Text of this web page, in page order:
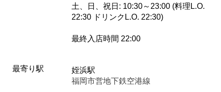
土、日、祝日: 10:30～23:00 (料理L.O.
22:30 ドリンクL.O. 22:30)
最終入店時間 22:00
最寄り駅
姪浜駅
福岡市営地下鉄空港線